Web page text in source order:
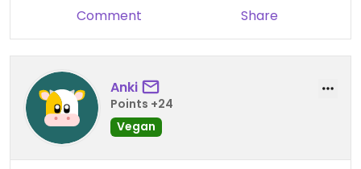
Comment Share
Anki
Points +24
Vegan